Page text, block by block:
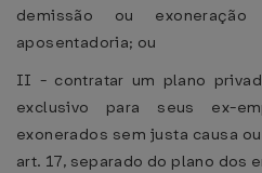
demissão ou
aposentadoria; ou
II - contratar um plano
exclusivo para seus ex-
exonerados sem justa causa
art. 17, separado do plano dos